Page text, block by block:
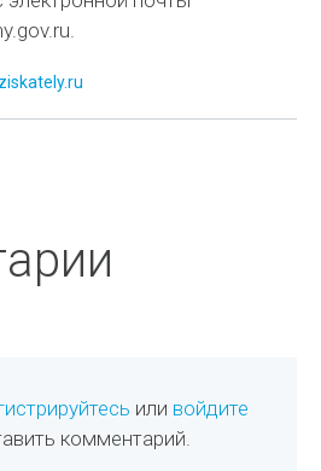
или войдите
комментарий.